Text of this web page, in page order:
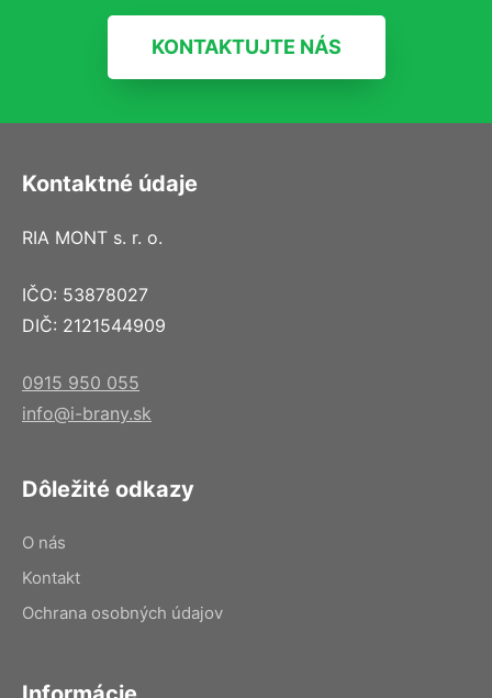
KONTAKTUJTE NÁS
Kontaktné údaje
RIA MONT s. r. o.
IČO: 53878027
DIČ: 2121544909
0915 950 055
info@i-brany.sk
Dôležité odkazy
O nás
Kontakt
Ochrana osobných údajov